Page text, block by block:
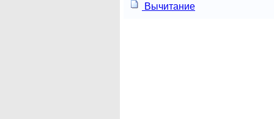
Вычитание